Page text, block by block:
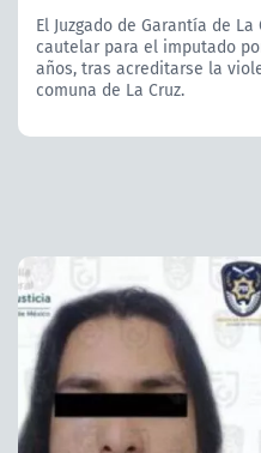
El Juzgado de Garantía de
cautelar para el imputado
años, tras acreditarse la
comuna de La Cruz.